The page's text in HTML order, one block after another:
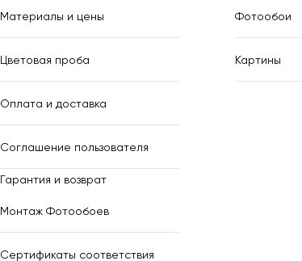
Материалы и цены
Цветовая проба
Оплата и доставка
Соглашение пользователя
Гарантия и возврат
Монтаж Фотообоев
Сертификаты соответствия
Фотообои
Картины